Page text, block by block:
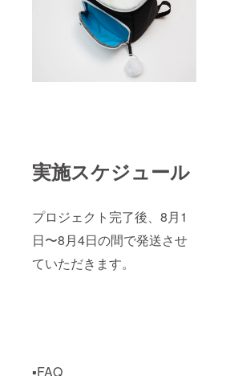
実施スケジュール
プロジェクト完了後、8月1
日〜8月4日の間で発送させ
ていただきます。
▪️FAQ